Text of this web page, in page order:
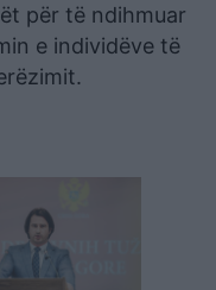
për të ndihmuar
e individëve të